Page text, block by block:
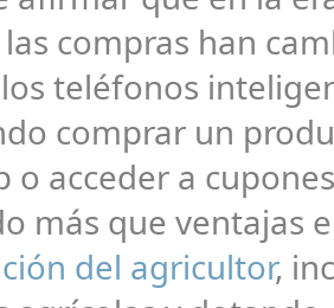
compras han
teléfonos
comprar un
o acceder a
más que ventajas
del agricultor,